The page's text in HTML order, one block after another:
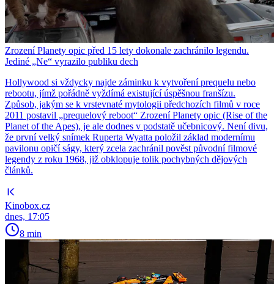
Zrození Planety opic před 15 lety dokonale zachránilo legendu.
Jediné „Ne“ vyrazilo publiku dech
Hollywood si vždycky najde záminku k vytvoření prequelu nebo
rebootu, jímž pořádně vyždímá existující úspěšnou franšízu.
Způsob, jakým se k vrstevnaté mytologii předchozích filmů v roce
2011 postavil „prequelový reboot“ Zrození Planety opic (Rise of the
Planet of the Apes), je ale dodnes v podstatě učebnicový. Není divu,
že první velký snímek Ruperta Wyatta položil základ modernímu
pavilonu opičí ságy, který zcela zachránil pověst původní filmové
legendy z roku 1968, již obklopuje tolik pochybných dějových
článků.
Kinobox.cz
dnes, 17:05
8 min